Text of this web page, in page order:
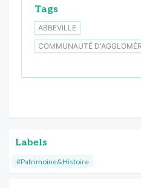
Tags
ABBEVILLE
COMMUNAUTÉ
Labels
#Patrimoine&Histoire